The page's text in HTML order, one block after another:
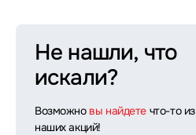
Не нашли, что
искали?
Возможно вы найдете что-то из
наших акций!